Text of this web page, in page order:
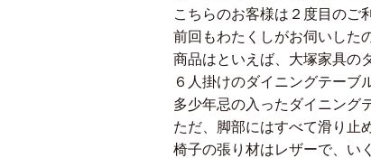
こちらのお客様は２度目のご
前回もわたくしがお伺いした
商品はといえば、大塚家具の
６人掛けのダイニングテーブ
多少年忌の入ったダイニング
ただ、脚部にはすべて滑り止
椅子の張り材はレザーで、い